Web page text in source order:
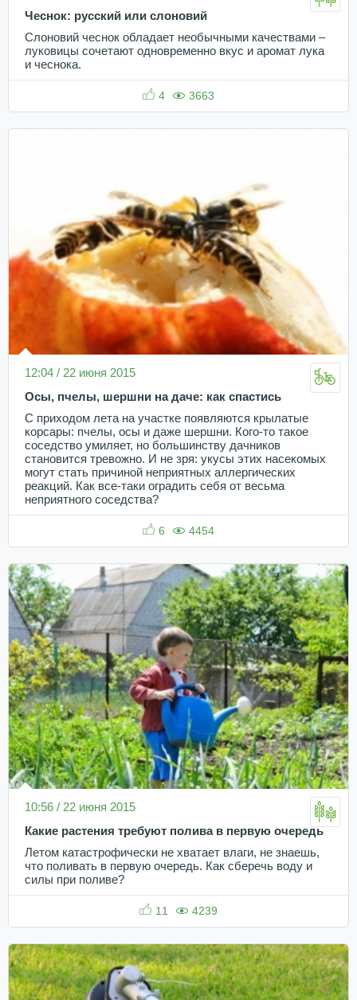
Чеснок: русский или слоновий
Слоновий чеснок обладает необычными качествами –
луковицы сочетают одновременно вкус и аромат лука
и чеснока.
4 3663
12:04 / 22 июня 2015
Осы, пчелы, шершни на даче: как спастись
С приходом лета на участке появляются крылатые
корсары: пчелы, осы и даже шершни. Кого-то такое
соседство умиляет, но большинству дачников
становится тревожно. И не зря: укусы этих насекомых
могут стать причиной неприятных аллергических
реакций. Как все-таки оградить себя от весьма
неприятного соседства?
6 4454
10:56 / 22 июня 2015
Какие растения требуют полива в первую очередь
Летом катастрофически не хватает влаги, не знаешь,
что поливать в первую очередь. Как сберечь воду и
силы при поливе?
11 4239